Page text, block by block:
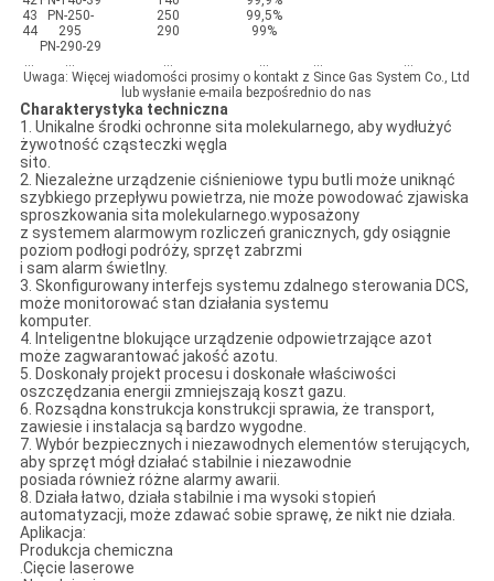
43
44
PN-250-
295
PN-290-29
250
290
99,5%
99%
... ... ... ... ...
...
Uwaga: Więcej wiadomości prosimy o kontakt z Since Gas System Co., Ltd
lub wysłanie e-maila bezpośrednio do nas
Charakterystyka techniczna
1. Unikalne środki ochronne sita molekularnego, aby wydłużyć
żywotność cząsteczki węgla
sito.
2. Niezależne urządzenie ciśnieniowe typu butli może uniknąć
szybkiego przepływu powietrza, nie może powodować zjawiska
sproszkowania sita molekularnego.wyposażony
z systemem alarmowym rozliczeń granicznych, gdy osiągnie
poziom podłogi podróży, sprzęt zabrzmi
i sam alarm świetlny.
3. Skonfigurowany interfejs systemu zdalnego sterowania DCS,
może monitorować stan działania systemu
komputer.
4. Inteligentne blokujące urządzenie odpowietrzające azot
może zagwarantować jakość azotu.
5. Doskonały projekt procesu i doskonałe właściwości
oszczędzania energii zmniejszają koszt gazu.
6. Rozsądna konstrukcja konstrukcji sprawia, że ​​transport,
zawiesie i instalacja są bardzo wygodne.
7. Wybór bezpiecznych i niezawodnych elementów sterujących,
aby sprzęt mógł działać stabilnie i niezawodnie
posiada również różne alarmy awarii.
8. Działa łatwo, działa stabilnie i ma wysoki stopień
automatyzacji, może zdawać sobie sprawę, że nikt nie działa.
Aplikacja:
Produkcja chemiczna
.Cięcie laserowe